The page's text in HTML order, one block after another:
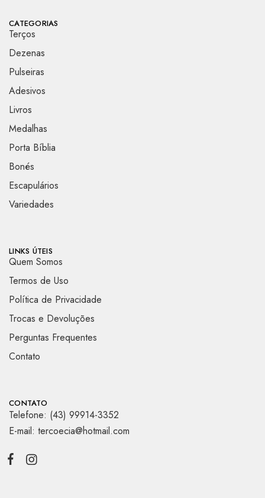
CATEGORIAS
Terços
Dezenas
Pulseiras
Adesivos
Livros
Medalhas
Porta Bíblia
Bonés
Escapulários
Variedades
LINKS ÚTEIS
Quem Somos
Termos de Uso
Política de Privacidade
Trocas e Devoluções
Perguntas Frequentes
Contato
CONTATO
Telefone: (43) 99914-3352
E-mail: tercoecia@hotmail.com